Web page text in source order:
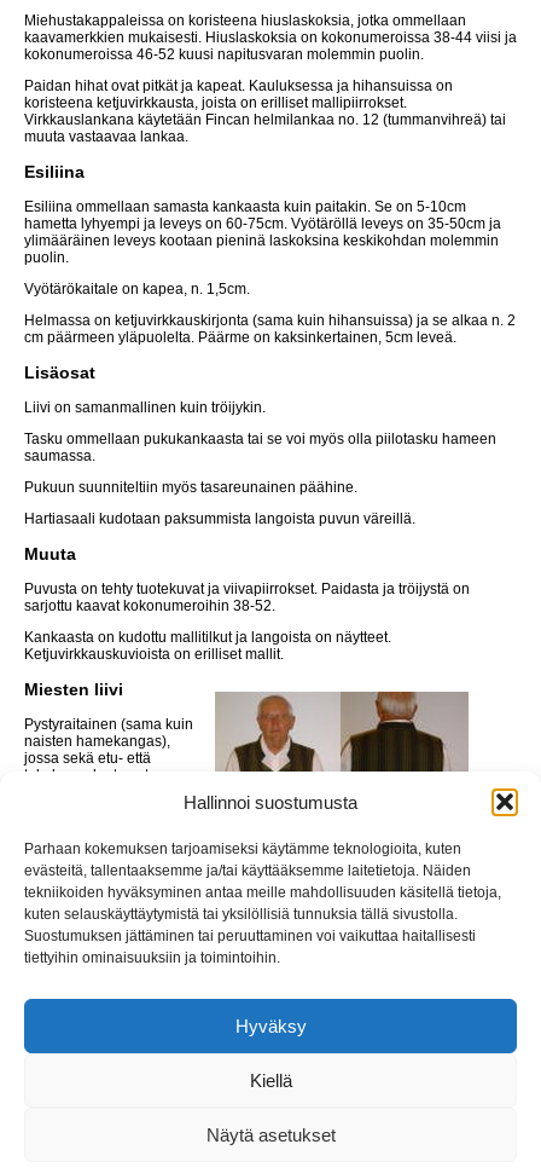
Hallinnoi suostumusta
Parhaan kokemuksen tarjoamiseksi käytämme teknologioita, kuten
evästeitä, tallentaaksemme ja/tai käyttääksemme laitetietoja. Näiden
tekniikoiden hyväksyminen antaa meille mahdollisuuden käsitellä tietoja,
kuten selauskäyttäytymistä tai yksilöllisiä tunnuksia tällä sivustolla.
Suostumuksen jättäminen tai peruuttaminen voi vaikuttaa haitallisesti
tiettyihin ominaisuuksiin ja toimintoihin.
Hyväksy
Kiellä
Näytä asetukset
Miehustakappaleissa on koristeena hiuslaskoksia, jotka ommellaan
kaavamerkkien mukaisesti. Hiuslaskoksia on kokonumeroissa 38-44 viisi ja
kokonumeroissa 46-52 kuusi napitusvaran molemmin puolin.
Paidan hihat ovat pitkät ja kapeat. Kauluksessa ja hihansuissa on
koristeena ketjuvirkkausta, joista on erilliset mallipiirrokset.
Virkkauslankana käytetään Fincan helmilankaa no. 12 (tummanvihreä) tai
muuta vastaavaa lankaa.
Esiliina
Esiliina ommellaan samasta kankaasta kuin paitakin. Se on 5-10cm
hametta lyhyempi ja leveys on 60-75cm. Vyötäröllä leveys on 35-50cm ja
ylimääräinen leveys kootaan pieninä laskoksina keskikohdan molemmin
puolin.
Vyötärökaitale on kapea, n. 1,5cm.
Helmassa on ketjuvirkkauskirjonta (sama kuin hihansuissa) ja se alkaa n. 2
cm päärmeen yläpuolelta. Päärme on kaksinkertainen, 5cm leveä.
Lisäosat
Liivi on samanmallinen kuin tröijykin.
Tasku ommellaan pukukankaasta tai se voi myös olla piilotasku hameen
saumassa.
Pukuun suunniteltiin myös tasareunainen päähine.
Hartiasaali kudotaan paksummista langoista puvun väreillä.
Muuta
Puvusta on tehty tuotekuvat ja viivapiirrokset. Paidasta ja tröijystä on
sarjottu kaavat kokonumeroihin 38-52.
Kankaasta on kudottu mallitilkut ja langoista on näytteet.
Ketjuvirkkauskuvioista on erilliset mallit.
Miesten liivi
Pystyraitainen (sama kuin
naisten hamekangas),
jossa sekä etu- että
takakappaleet ovat
on kaulus, kaitaletaskut,
helmassa sekä edessä että
takana. Nappeina on
yksivärisellä vihreällä kankaalla päällystetyt napit.
Miesten malliliivi valmistui kesällä 2007
Liity jäseneksi
Seuraa meitä:
Facebook